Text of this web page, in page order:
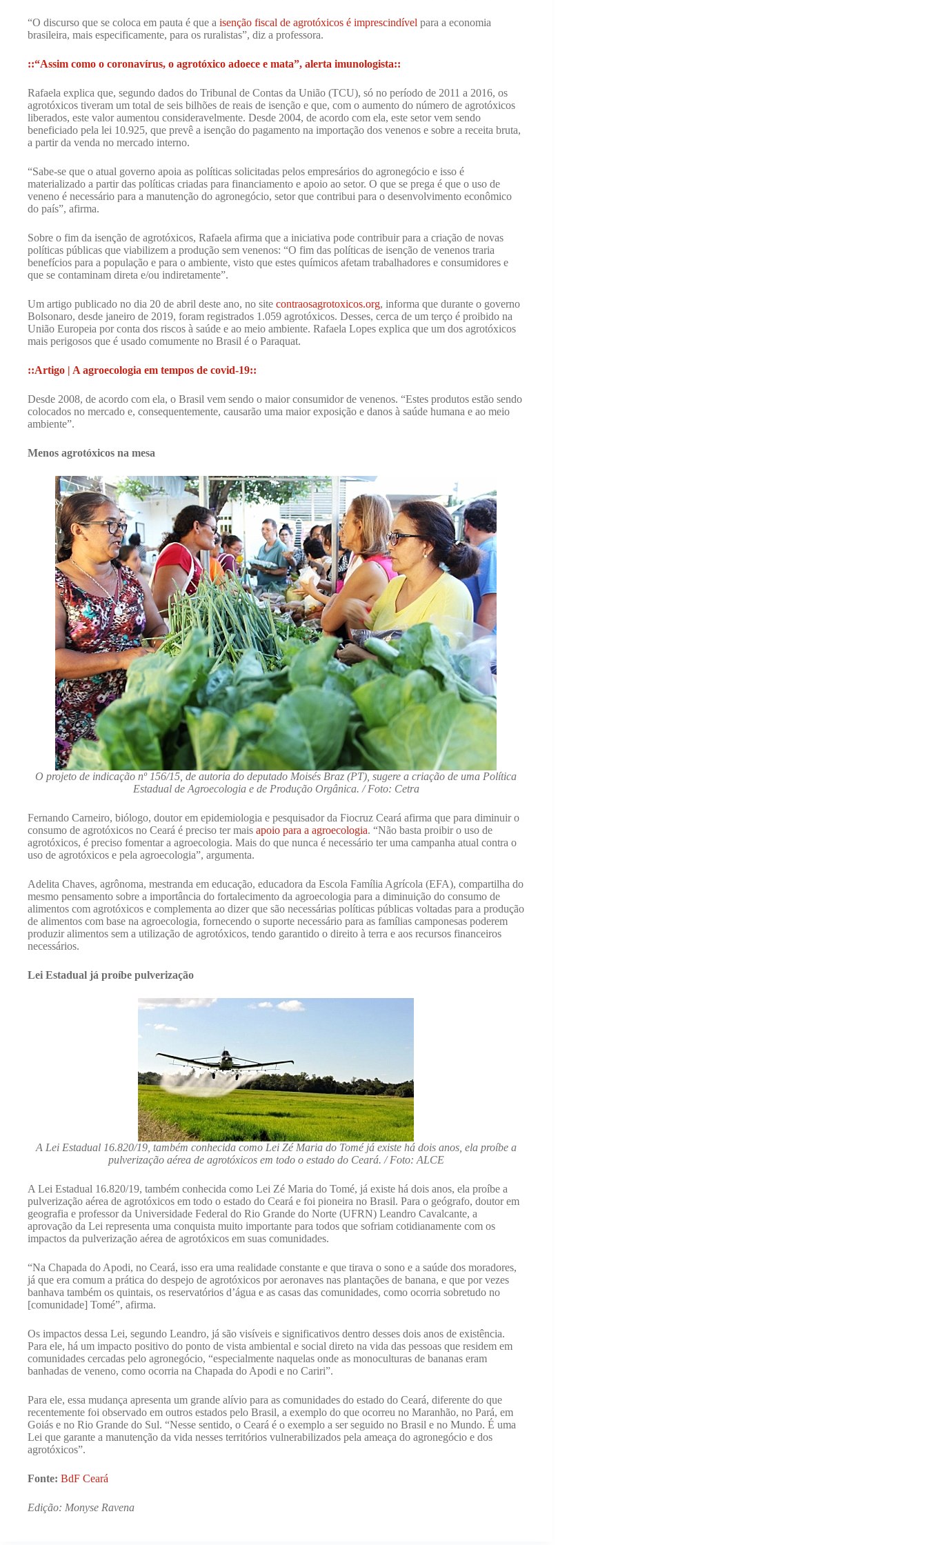
“O discurso que se coloca em pauta é que a isenção fiscal de agrotóxicos é imprescindível para a economia
brasileira, mais especificamente, para os ruralistas”, diz a professora.
::“Assim como o coronavírus, o agrotóxico adoece e mata”, alerta imunologista::
Rafaela explica que, segundo dados do Tribunal de Contas da União (TCU), só no período de 2011 a 2016, os
agrotóxicos tiveram um total de seis bilhões de reais de isenção e que, com o aumento do número de agrotóxicos
liberados, este valor aumentou consideravelmente. Desde 2004, de acordo com ela, este setor vem sendo
beneficiado pela lei 10.925, que prevê a isenção do pagamento na importação dos venenos e sobre a receita bruta,
a partir da venda no mercado interno.
“Sabe-se que o atual governo apoia as políticas solicitadas pelos empresários do agronegócio e isso é
materializado a partir das políticas criadas para financiamento e apoio ao setor. O que se prega é que o uso de
veneno é necessário para a manutenção do agronegócio, setor que contribui para o desenvolvimento econômico
do país”, afirma.
Sobre o fim da isenção de agrotóxicos, Rafaela afirma que a iniciativa pode contribuir para a criação de novas
políticas públicas que viabilizem a produção sem venenos: “O fim das políticas de isenção de venenos traria
benefícios para a população e para o ambiente, visto que estes químicos afetam trabalhadores e consumidores e
que se contaminam direta e/ou indiretamente”.
Um artigo publicado no dia 20 de abril deste ano, no site contraosagrotoxicos.org, informa que durante o governo
Bolsonaro, desde janeiro de 2019, foram registrados 1.059 agrotóxicos. Desses, cerca de um terço é proibido na
União Europeia por conta dos riscos à saúde e ao meio ambiente. Rafaela Lopes explica que um dos agrotóxicos
mais perigosos que é usado comumente no Brasil é o Paraquat.
::Artigo | A agroecologia em tempos de covid-19::
Desde 2008, de acordo com ela, o Brasil vem sendo o maior consumidor de venenos. “Estes produtos estão sendo
colocados no mercado e, consequentemente, causarão uma maior exposição e danos à saúde humana e ao meio
ambiente”.
Menos agrotóxicos na mesa
O projeto de indicação nº 156/15, de autoria do deputado Moisés Braz (PT), sugere a criação de uma Política
Estadual de Agroecologia e de Produção Orgânica. / Foto: Cetra
Fernando Carneiro, biólogo, doutor em epidemiologia e pesquisador da Fiocruz Ceará afirma que para diminuir o
consumo de agrotóxicos no Ceará é preciso ter mais apoio para a agroecologia. “Não basta proibir o uso de
agrotóxicos, é preciso fomentar a agroecologia. Mais do que nunca é necessário ter uma campanha atual contra o
uso de agrotóxicos e pela agroecologia”, argumenta.
Adelita Chaves, agrônoma, mestranda em educação, educadora da Escola Família Agrícola (EFA), compartilha do
mesmo pensamento sobre a importância do fortalecimento da agroecologia para a diminuição do consumo de
alimentos com agrotóxicos e complementa ao dizer que são necessárias políticas públicas voltadas para a produção
de alimentos com base na agroecologia, fornecendo o suporte necessário para as famílias camponesas poderem
produzir alimentos sem a utilização de agrotóxicos, tendo garantido o direito à terra e aos recursos financeiros
necessários.
Lei Estadual já proíbe pulverização
A Lei Estadual 16.820/19, também conhecida como Lei Zé Maria do Tomé já existe há dois anos, ela proíbe a
pulverização aérea de agrotóxicos em todo o estado do Ceará. / Foto: ALCE
A Lei Estadual 16.820/19, também conhecida como Lei Zé Maria do Tomé, já existe há dois anos, ela proíbe a
pulverização aérea de agrotóxicos em todo o estado do Ceará e foi pioneira no Brasil. Para o geógrafo, doutor em
geografia e professor da Universidade Federal do Rio Grande do Norte (UFRN) Leandro Cavalcante, a
aprovação da Lei representa uma conquista muito importante para todos que sofriam cotidianamente com os
impactos da pulverização aérea de agrotóxicos em suas comunidades.
“Na Chapada do Apodi, no Ceará, isso era uma realidade constante e que tirava o sono e a saúde dos moradores,
já que era comum a prática do despejo de agrotóxicos por aeronaves nas plantações de banana, e que por vezes
banhava também os quintais, os reservatórios d’água e as casas das comunidades, como ocorria sobretudo no
[comunidade] Tomé”, afirma.
Os impactos dessa Lei, segundo Leandro, já são visíveis e significativos dentro desses dois anos de existência.
Para ele, há um impacto positivo do ponto de vista ambiental e social direto na vida das pessoas que residem em
comunidades cercadas pelo agronegócio, “especialmente naquelas onde as monoculturas de bananas eram
banhadas de veneno, como ocorria na Chapada do Apodi e no Cariri”.
Para ele, essa mudança apresenta um grande alívio para as comunidades do estado do Ceará, diferente do que
recentemente foi observado em outros estados pelo Brasil, a exemplo do que ocorreu no Maranhão, no Pará, em
Goiás e no Rio Grande do Sul. “Nesse sentido, o Ceará é o exemplo a ser seguido no Brasil e no Mundo. É uma
Lei que garante a manutenção da vida nesses territórios vulnerabilizados pela ameaça do agronegócio e dos
agrotóxicos”.
Fonte: BdF Ceará
Edição: Monyse Ravena